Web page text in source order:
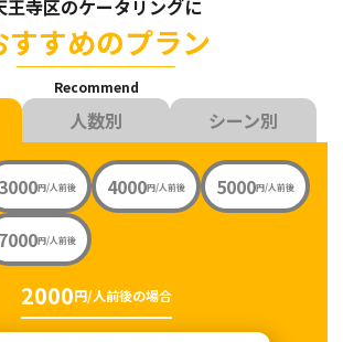
王寺区のケータリングに
すすめのプラン
Recommend
人数別 シーン別
円/人前後 4000円/人前後 5000円/人前後
7000円/人前後
2000円/人前後の場合